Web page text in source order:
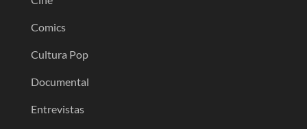
Comics
Cultura Pop
Documental
Entrevistas